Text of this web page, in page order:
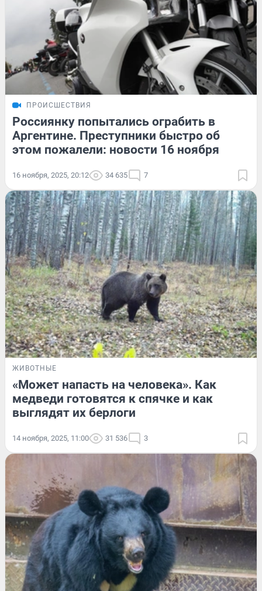
ПРОИСШЕСТВИЯ
Россиянку попытались ограбить в
Аргентине. Преступники быстро об
этом пожалели: новости 16 ноября
16 ноября, 2025, 20:12 34 635 7
ЖИВОТНЫЕ
«Может напасть на человека». Как
медведи готовятся к спячке и как
выглядят их берлоги
14 ноября, 2025, 11:00 31 536 3